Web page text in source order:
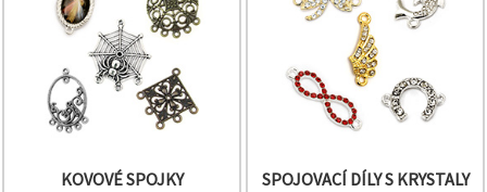
KOVOVÉ SPOJKY SPOJOVACÍ DÍLY S KRYSTALY